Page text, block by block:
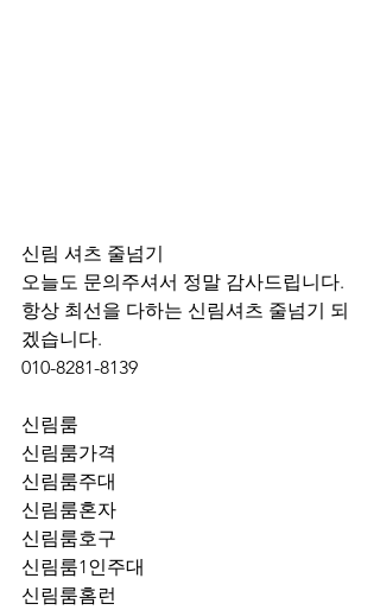
신림 셔츠 줄넘기
오늘도 문의주셔서 정말 감사드립니다.
항상 최선을 다하는 신림셔츠 줄넘기 되
겠습니다.
010-8281-8139
신림룸
신림룸가격
신림룸주대
신림룸혼자
신림룸호구
신림룸1인주대
신림룸홈런